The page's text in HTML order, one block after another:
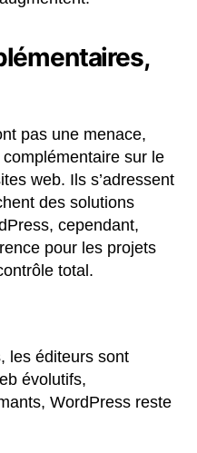
pas une menace,
sur le
web. Ils s’adressent
des solutions
cependant,
pour les projets
total.
les éditeurs sont
évolutifs,
WordPress reste